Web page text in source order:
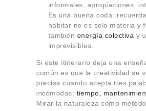
informales, apropiaciones,
Es una buena coda:
habitar no es solo materia y
también energía colectiva y
imprevisibles.
Si este itinerario deja una
común es que la creatividad se
precisa cuando acepta tres
incómodas: tiempo,
Mirar la naturaleza como